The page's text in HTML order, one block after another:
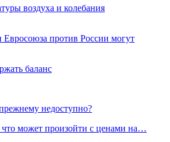
воздуха и колебания
против России могут
баланс
недоступно?
что может произойти с ценами на…